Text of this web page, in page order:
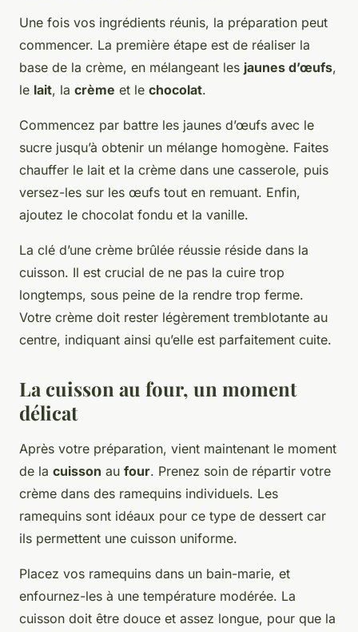
Une fois vos ingrédients réunis, la préparation peut
commencer. La première étape est de réaliser la
base de la crème, en mélangeant les jaunes d’œufs,
le lait, la crème et le chocolat.
Commencez par battre les jaunes d’œufs avec le
sucre jusqu’à obtenir un mélange homogène. Faites
chauffer le lait et la crème dans une casserole, puis
versez-les sur les œufs tout en remuant. Enfin,
ajoutez le chocolat fondu et la vanille.
La clé d’une crème brûlée réussie réside dans la
cuisson. Il est crucial de ne pas la cuire trop
longtemps, sous peine de la rendre trop ferme.
Votre crème doit rester légèrement tremblotante au
centre, indiquant ainsi qu’elle est parfaitement cuite.
La cuisson au four, un moment
délicat
Après votre préparation, vient maintenant le moment
de la cuisson au four. Prenez soin de répartir votre
crème dans des ramequins individuels. Les
ramequins sont idéaux pour ce type de dessert car
ils permettent une cuisson uniforme.
Placez vos ramequins dans un bain-marie, et
enfournez-les à une température modérée. La
cuisson doit être douce et assez longue, pour que la